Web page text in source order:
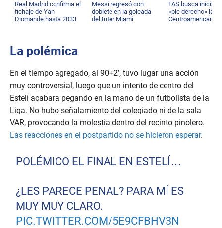
Real Madrid confirma el
fichaje de Yan
Diomande hasta 2033
Messi regresó con
doblete en la goleada
del Inter Miami
FAS busca iniciar
«pie derecho» la
Centroamericana
La polémica
En el tiempo agregado, al 90+2′, tuvo lugar una acción
muy controversial, luego que un intento de centro del
Estelí acabara pegando en la mano de un futbolista de la
Liga. No hubo señalamiento del colegiado ni de la sala
VAR, provocando la molestia dentro del recinto pinolero.
Las reacciones en el postpartido no se hicieron esperar.
POLÉMICO EL FINAL EN ESTELÍ…
¿LES PARECE PENAL? PARA MÍ ES
MUY MUY CLARO.
PIC.TWITTER.COM/5E9CFBHV3N